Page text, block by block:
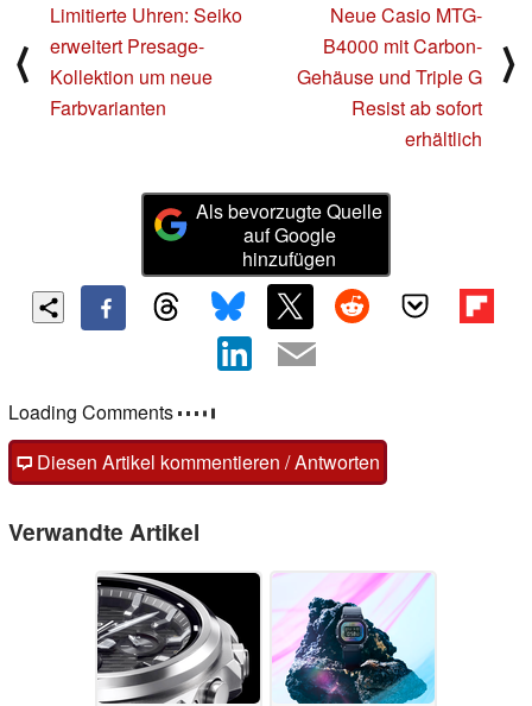
⟨
Limitierte Uhren: Seiko
erweitert Presage-
Kollektion um neue
Farbvarianten
Neue Casio MTG-
B4000 mit Carbon-
Gehäuse und Triple G
Resist ab sofort
erhältlich
⟩
Als bevorzugte Quelle
auf Google
hinzufügen
Loading Comments
Diesen Artikel kommentieren / Antworten
Verwandte Artikel